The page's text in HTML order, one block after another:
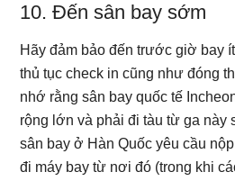
10. Đến sân bay sớm
Hãy đảm bảo đến trước giờ bay
thủ tục check in cũng như đóng
nhớ rằng sân bay quốc tế
rộng lớn và phải đi tàu từ ga này
sân bay ở Hàn Quốc yêu cầu
đi máy bay từ nơi đó (trong khi